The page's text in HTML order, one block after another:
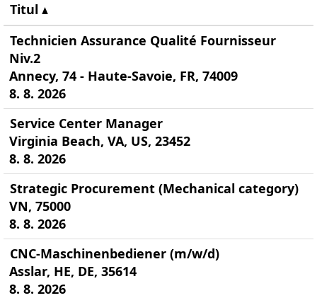
Titul
Technicien Assurance Qualité Fournisseur
Niv.2
Annecy, 74 - Haute-Savoie, FR, 74009
8. 8. 2026
Service Center Manager
Virginia Beach, VA, US, 23452
8. 8. 2026
Strategic Procurement (Mechanical category)
VN, 75000
8. 8. 2026
CNC-Maschinenbediener (m/w/d)
Asslar, HE, DE, 35614
8. 8. 2026